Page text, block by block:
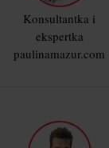
Konsultantka i
ekspertka
paulinamazur.com